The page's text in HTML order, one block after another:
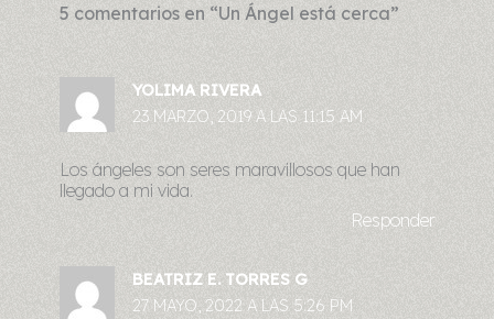
5 comentarios en “Un Ángel está cerca”
YOLIMA RIVERA
23 MARZO, 2019 A LAS 11:15 AM
Los ángeles son seres maravillosos que han
llegado a mi vida.
Responder
BEATRIZ E. TORRES G
27 MAYO, 2022 A LAS 5:26 PM